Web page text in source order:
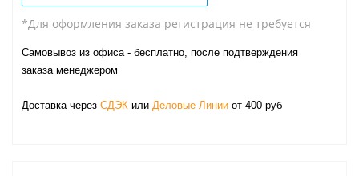
*Для оформления заказа регистрация не требуется
Самовывоз из офиса - бесплатно, после подтверждения
заказа менеджером
Доставка через СДЭК или Деловые Линии от 400 руб